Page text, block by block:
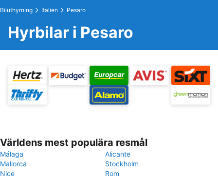
Biluthyrning Italien Pesaro
Hyrbilar i Pesaro
Världens mest populära resmål
Málaga
Alicante
Mallorca
Stockholm
Nice
Rom